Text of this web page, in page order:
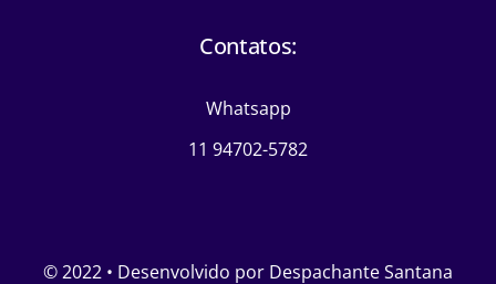
Contatos:
Whatsapp
11 94702-5782
© 2022 • Desenvolvido por Despachante Santana